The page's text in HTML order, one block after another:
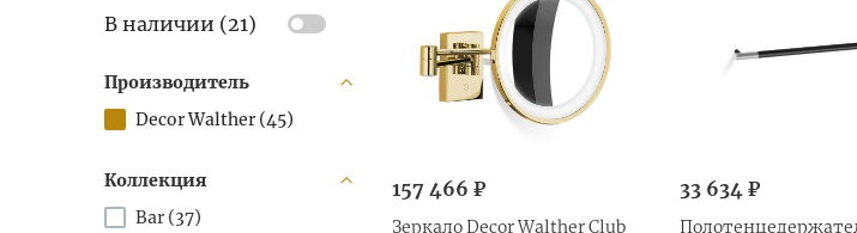
157 466 ₽
Зеркало Decor Walther Club
33 634 ₽
В наличии (21)
Производитель
Decor Walther (45)
Коллекция
Bar (37)